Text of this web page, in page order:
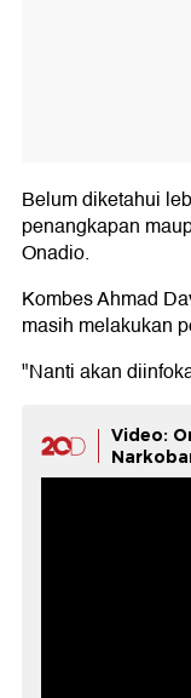
Belum diketahui
penangkapan
Onadio.
Kombes Ahmad
masih melakukan
"Nanti akan
Video: